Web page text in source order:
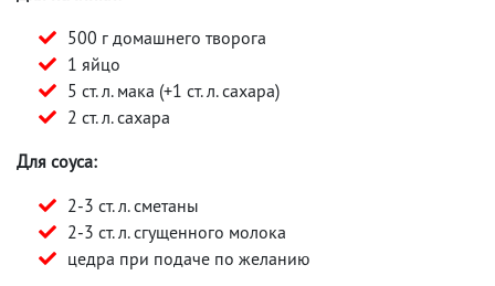
500 г домашнего творога
1 яйцо
5 ст. л. мака (+1 ст. л. сахара)
2 ст. л. сахара
Для соуса:
2-3 ст. л. сметаны
2-3 ст. л. сгущенного молока
цедра при подаче по желанию